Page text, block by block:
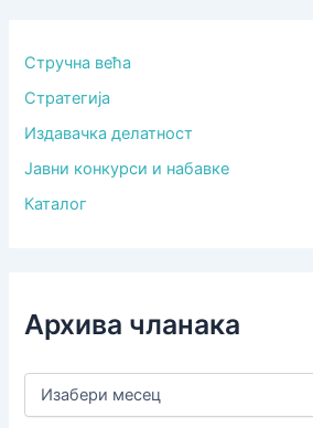
Стручна већа
Стратегија
Издавачка делатност
Јавни конкурси и набавке
Каталог
Архива чланака
А